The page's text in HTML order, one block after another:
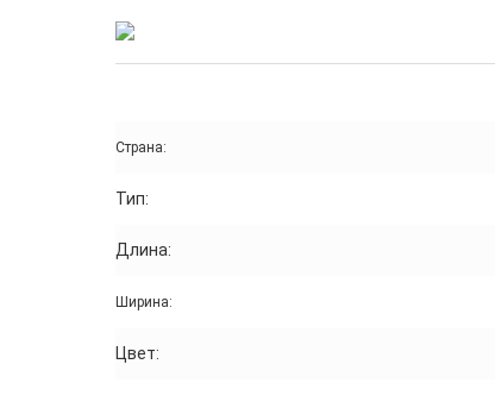
Страна:
Тип:
Длина:
Ширина:
Цвет: